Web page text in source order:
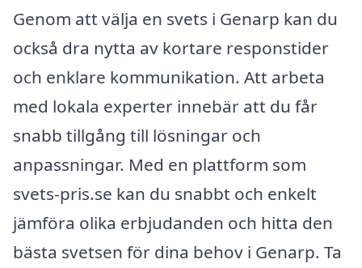
Genom att välja en svets i Genarp kan du
också dra nytta av kortare responstider
och enklare kommunikation. Att arbeta
med lokala experter innebär att du får
snabb tillgång till lösningar och
anpassningar. Med en plattform som
svets-pris.se kan du snabbt och enkelt
jämföra olika erbjudanden och hitta den
bästa svetsen för dina behov i Genarp. Ta